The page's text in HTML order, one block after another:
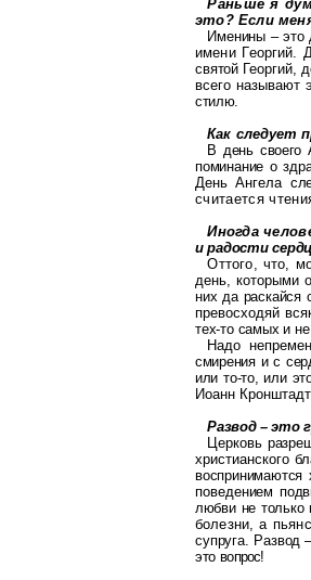
Раньше я
это? Если
Именины – это
имени Георгий.
святой Георгий,
всего называют
стилю.
Как следует
В день своего
поминание о
День Ангела
считается
Иногда
и радости
Оттого, что,
день, которыми
них да раскайся
превосходяй
тех-то самых и
Надо
смирения и с
или то-то, или
Иоанн
Развод – это
Церковь
христианского
воспринимаются
поведением
любви не только
болезни, а
супруга. Развод
это вопрос!